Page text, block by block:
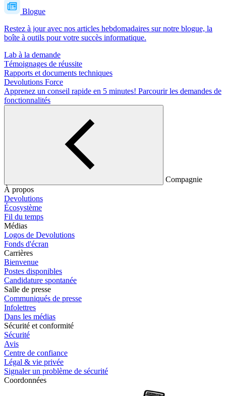
Blogue
Restez à jour avec nos articles hebdomadaires sur notre blogue, la
boîte à outils pour votre succès informatique.
Lab à la demande
Témoignages de réussite
Rapports et documents techniques
Devolutions Force
Apprenez un conseil rapide en 5 minutes! Parcourir les demandes de
fonctionnalités
Compagnie
À propos
Devolutions
Écosystème
Fil du temps
Médias
Logos de Devolutions
Fonds d'écran
Carrières
Bienvenue
Postes disponibles
Candidature spontanée
Salle de presse
Communiqués de presse
Infolettres
Dans les médias
Sécurité et conformité
Sécurité
Avis
Centre de confiance
Légal & vie privée
Signaler un problème de sécurité
Coordonnées